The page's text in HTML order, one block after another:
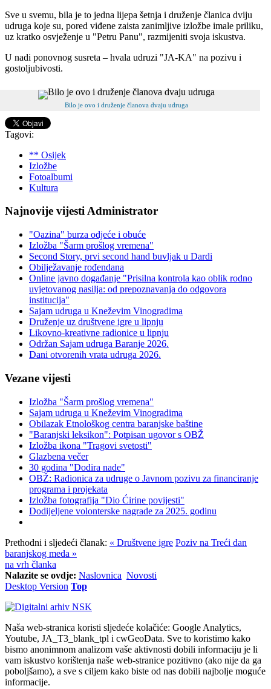
Sve u svemu, bila je to jedna lijepa šetnja i druženje članica dviju
udruga koje su, pored viđene zaista zanimljive izložbe imale priliku,
uz kratko osvježenje u "Petru Panu", razmijeniti svoja iskustva.
U nadi ponovnog susreta – hvala udruzi "JA-KA" na pozivu i
gostoljubivosti.
Bilo je ovo i druženje članova dvaju udruga
Tagovi:
** Osijek
Izložbe
Fotoalbumi
Kultura
Najnovije vijesti Administrator
"Oazina" burza odjeće i obuće
Izložba "Šarm prošlog vremena"
Second Story, prvi second hand buvljak u Dardi
Obilježavanje rođendana
Online javno događanje "Prisilna kontrola kao oblik rodno
uvjetovanog nasilja: od prepoznavanja do odgovora
institucija"
Sajam udruga u Kneževim Vinogradima
Druženje uz društvene igre u lipnju
Likovno-kreativne radionice u lipnju
Održan Sajam udruga Baranje 2026.
Dani otvorenih vrata udruga 2026.
Vezane vijesti
Izložba "Šarm prošlog vremena"
Sajam udruga u Kneževim Vinogradima
Obilazak Etnološkog centra baranjske baštine
"Baranjski leksikon": Potpisan ugovor s OBŽ
Izložba ikona "Tragovi svetosti"
Glazbena večer
30 godina "Dodira nade"
OBŽ: Radionica za udruge o Javnom pozivu za financiranje
programa i projekata
Izložba fotografija "Dio Ćirine povijesti"
Dodijeljene volonterske nagrade za 2025. godinu
Prethodni i sljedeći članak: « Društvene igre Poziv na Treći dan
baranjskog meda »
na vrh članka
Nalazite se ovdje: Naslovnica Novosti
Desktop Version Top
Naša web-stranica koristi sljedeće kolačiće: Google Analytics,
Youtube, JA_T3_blank_tpl i cwGeoData. Sve to koristimo kako
bismo anonimnom analizom vaše aktivnosti dobili informaciju je li
vam iskustvo korištenja naše web-stranice pozitivno (ako nije da ga
poboljšamo), a sve s ciljem kako biste od nas dobili najbolje moguće
informacije.